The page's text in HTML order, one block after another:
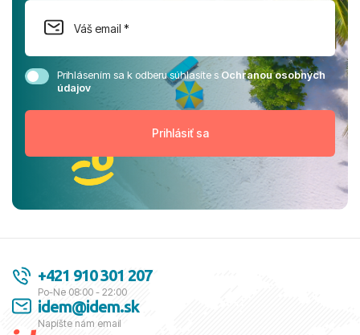
Prihlásením sa k odberu súhlasíte sOchranou osobných
údajov
+421 910 301 207
Po-Ne 08:00 - 22:00
idem@idem.sk
Napíšte nám email